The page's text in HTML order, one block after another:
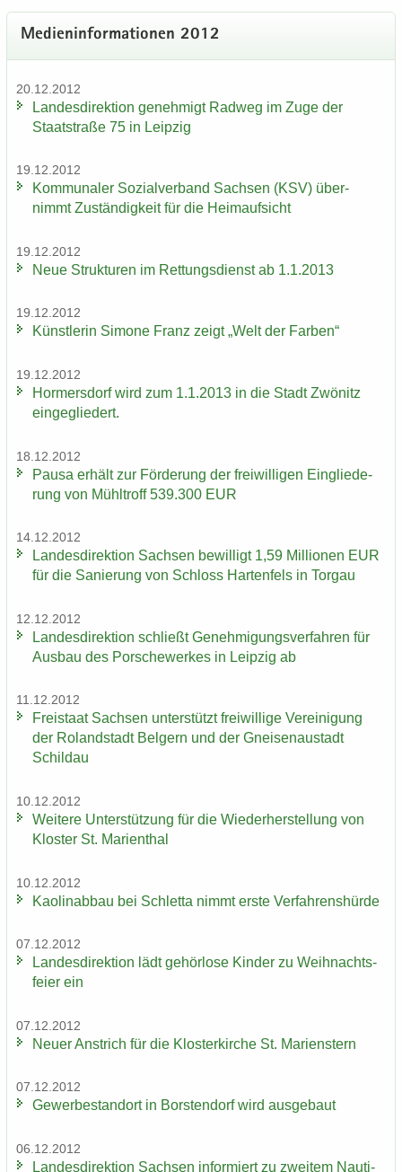
Me­di­en­in­for­ma­tio­nen 2012
20.12.2012
Lan­des­di­rek­ti­on ge­neh­migt Rad­weg im Zuge der
Staat­stra­ße 75 in Leip­zig
19.12.2012
Kom­mu­na­ler So­zi­al­ver­band Sach­sen (KSV) über­
nimmt Zu­stän­dig­keit für die Heim­auf­sicht
19.12.2012
Neue Struk­tu­ren im Ret­tungs­dienst ab 1.1.2013
19.12.2012
Künst­le­rin Si­mo­ne Franz zeigt „Welt der Far­ben“
19.12.2012
Hor­mers­dorf wird zum 1.1.2013 in die Stadt Zwö­nitz
ein­ge­glie­dert.
18.12.2012
Pausa er­hält zur För­de­rung der frei­wil­li­gen Ein­glie­de­
rung von Mühl­troff 539.300 EUR
14.12.2012
Lan­des­di­rek­ti­on Sach­sen be­wil­ligt 1,59 Mil­lio­nen EUR
für die Sa­nie­rung von Schloss Har­ten­fels in Tor­gau
12.12.2012
Lan­des­di­rek­ti­on schließt Ge­neh­mi­gungs­ver­fah­ren für
Aus­bau des Por­sche­wer­kes in Leip­zig ab
11.12.2012
Frei­staat Sach­sen un­ter­stützt frei­wil­li­ge Ver­ei­ni­gung
der Ro­land­stadt Bel­gern und der Gnei­sen­au­stadt
Schildau
10.12.2012
Wei­te­re Un­ter­stüt­zung für die Wie­der­her­stel­lung von
Klos­ter St. Ma­ri­en­thal
10.12.2012
Kao­lin­ab­bau bei Schlet­ta nimmt erste Ver­fah­rens­hür­de
07.12.2012
Lan­des­di­rek­ti­on lädt ge­hör­lo­se Kin­der zu Weih­nachts­
fei­er ein
07.12.2012
Neuer An­strich für die Klos­ter­kir­che St. Ma­ri­enstern
07.12.2012
Ge­wer­be­stand­ort in Bors­ten­dorf wird aus­ge­baut
06.12.2012
Lan­des­di­rek­ti­on Sach­sen in­for­miert zu zwei­tem Nau­ti­